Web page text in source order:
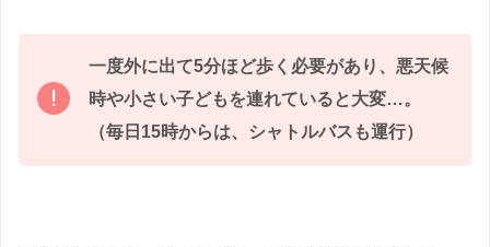
一度外に出て5分ほど歩く必要があり、悪天候
時や小さい子どもを連れていると大変…。
（毎日15時からは、シャトルバスも運行）